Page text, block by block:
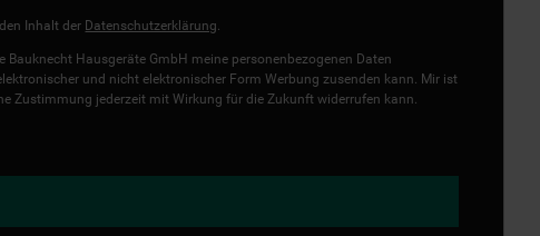
Inhalt der Datenschutzerklärung
Bauknecht Hausgeräte GmbH meine personenbezogenen Daten
und nicht elektronischer Form Werbung zusenden kann. Mir ist
Zustimmung jederzeit mit Wirkung für die Zukunft widerrufen kann.